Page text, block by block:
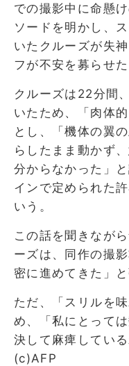
での撮影中に命懸
ソードを明かし、
いたクルーズが失
フが不安を募らせ
クルーズは22分間
いたため、「肉体
とし、「機体の翼
らしたまま動かず
分からなかった」
インで定められた
いう。
この話を聞きなが
ーズは、同作の撮
密に進めてきた」と
ただ、「スリルを
め、「私にとって
決して麻痺してい
(c)AFP